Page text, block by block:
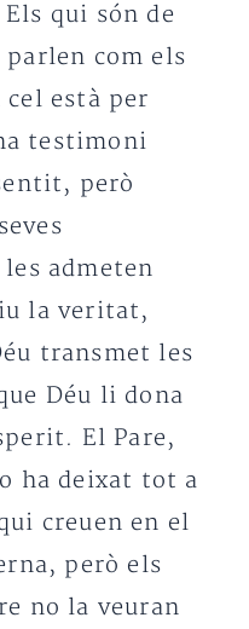
qui són de
com els
està per
testimoni
però
admeten
la veritat,
transmet les
Déu li dona
El Pare,
ha deixat tot a
creuen en el
però els
no la veuran